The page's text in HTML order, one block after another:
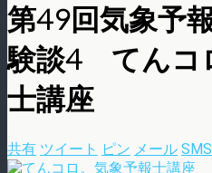
第49回気象予
験談4 てんコ
士講座
共有 ツイート ピン メール SMS